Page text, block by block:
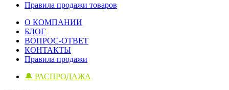
Правила продажи товаров
О КОМПАНИИ
БЛОГ
ВОПРОС-ОТВЕТ
КОНТАКТЫ
Правила продажи
🔔 РАСПРОДАЖА